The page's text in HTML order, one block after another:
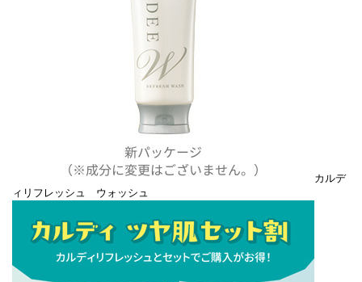
カルデ
ィリフレッシュ ウォッシュ